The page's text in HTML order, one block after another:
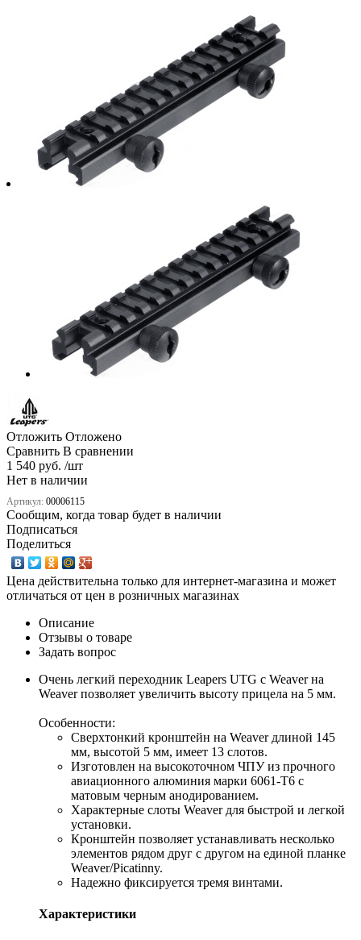
Отложить Отложено
Сравнить В сравнении
1 540 руб. /шт
Нет в наличии
Артикул: 00006115
Сообщим, когда товар будет в наличии
Подписаться
Поделиться
Цена действительна только для интернет-магазина и может
отличаться от цен в розничных магазинах
Описание
Отзывы о товаре
Задать вопрос
Очень легкий переходник Leapers UTG с Weaver на
Weaver позволяет увеличить высоту прицела на 5 мм.
Особенности:
Сверхтонкий кронштейн на Weaver длиной 145
мм, высотой 5 мм, имеет 13 слотов.
Изготовлен на высокоточном ЧПУ из прочного
авиационного алюминия марки 6061-T6 с
матовым черным анодированием.
Характерные слоты Weaver для быстрой и легкой
установки.
Кронштейн позволяет устанавливать несколько
элементов рядом друг с другом на единой планке
Weaver/Picatinny.
Надежно фиксируется тремя винтами.
Характеристики